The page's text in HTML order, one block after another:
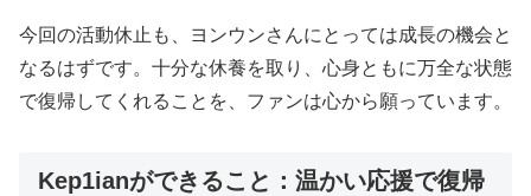
今回の活動休止も、ヨンウンさんにとっては成長の機会と
なるはずです。十分な休養を取り、心身ともに万全な状態
で復帰してくれることを、ファンは心から願っています。
Kep1ianができること：温かい応援で復帰